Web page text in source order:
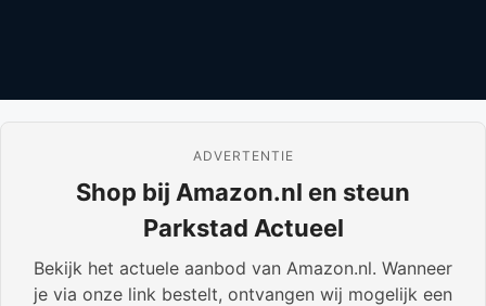
ADVERTENTIE
Shop bij Amazon.nl en steun
Parkstad Actueel
Bekijk het actuele aanbod van Amazon.nl. Wanneer
je via onze link bestelt, ontvangen wij mogelijk een